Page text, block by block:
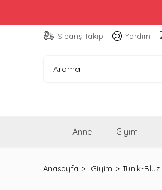
Sipariş Takip Yardım
Anne Giyim
Anasayfa Giyim Tunik-Bluz